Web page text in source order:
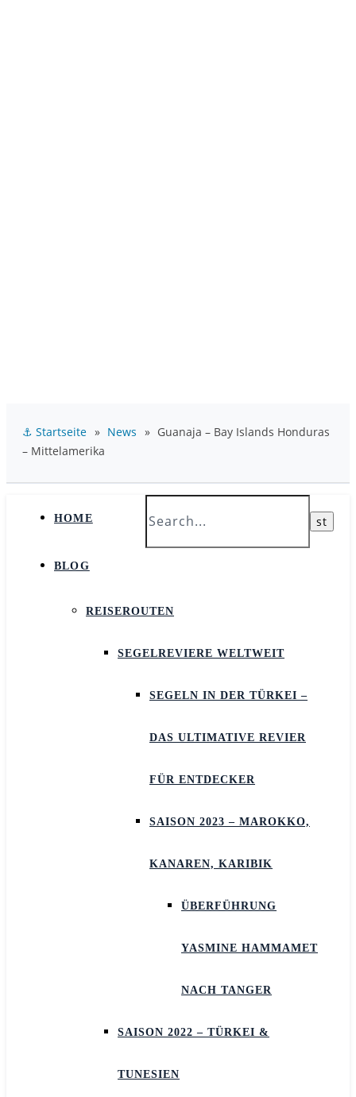
⚓ Startseite » News » Guanaja – Bay Islands Honduras
– Mittelamerika
HOME
BLOG
REISEROUTEN
SEGELREVIERE WELTWEIT
SEGELN IN DER TÜRKEI –
DAS ULTIMATIVE REVIER
FÜR ENTDECKER
SAISON 2023 – MAROKKO,
KANAREN, KARIBIK
ÜBERFÜHRUNG
YASMINE HAMMAMET
NACH TANGER
SAISON 2022 – TÜRKEI &
TUNESIEN